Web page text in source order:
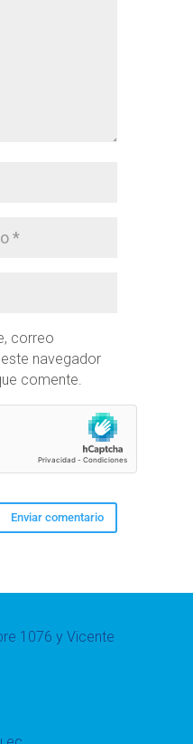
correo
navegador
comente.
1076 y Vicente